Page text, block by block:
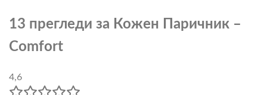
13 прегледи за Кожен Паричник –
Comfort
4,6